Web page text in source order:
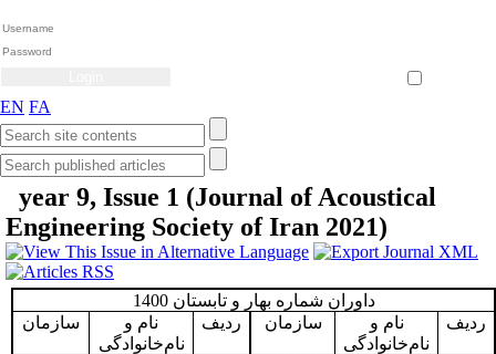
EN FA
year 9, Issue 1 (Journal of Acoustical
Engineering Society of Iran 2021)
داوران شماره بهار و تابستان 1400
ردیف
نام و
نام‌خانوادگی
سازمان ردیف
نام و
نام‌خانوادگی
سازمان